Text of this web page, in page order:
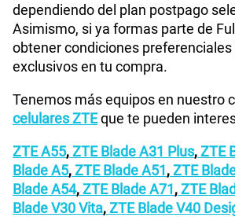
dependiendo del plan postpago
Asimismo, si ya formas parte de
obtener condiciones
exclusivos en tu compra.
Tenemos más equipos en nuestro
celulares ZTEque te pueden
ZTE A55,ZTE Blade A31 Plus,ZTE
Blade A5,ZTE Blade A51,ZTE
Blade A54,ZTE Blade A71,ZTE
Blade V30 Vita,ZTE Blade V40